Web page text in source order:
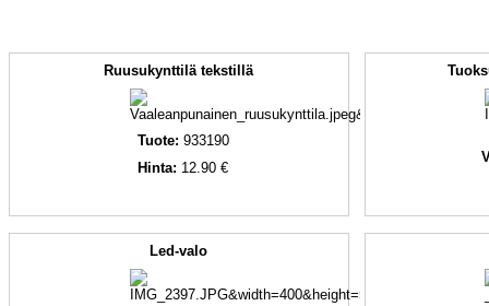
Ruusukynttilä tekstillä
Tuote: 933190
Hinta: 12.90 €
Led-valo